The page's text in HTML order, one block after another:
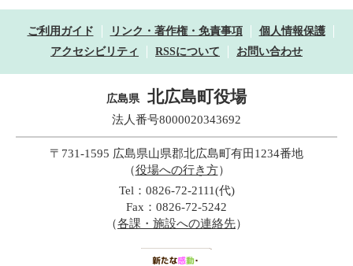
ご利用ガイド リンク・著作権・免責事項
個人情報保護
アクセシビリティ
RSSについて お問い合わせ
広島県 北広島町役場
法人番号8000020343692
〒731-1595 広島県山県郡北広島町有田1234番地
（役場への行き方）
Tel：0826-72-2111(代)
Fax：0826-72-5242
（各課・施設への連絡先）